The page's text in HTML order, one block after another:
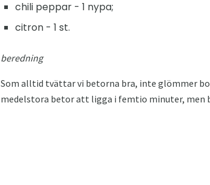
chili peppar - 1 nypa;
citron - 1 st.
beredning
Som alltid tvättar vi betorna bra, inte glömmer
medelstora betor att ligga i femtio minuter, men